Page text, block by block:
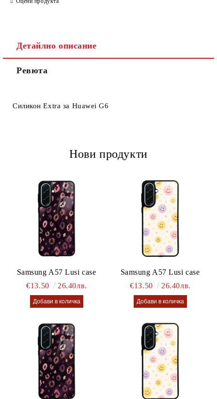
Детайлно описание
Ревюта
Силикон Extra за Huawei G6
Нови продукти
Samsung A57 Lusi case
€13.50
26.40лв.
Samsung A57 Lusi case
€13.50
26.40лв.